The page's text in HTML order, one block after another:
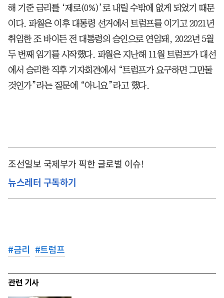
해 기준 금리를 ‘제로(0%)’로 내릴 수밖에 없게 되었기 때문
이다. 파월은 이후 ​대통령 선거에서 트럼프를 이기고 2021년
취임한 조 바이든 전 대통령의 승인으로 연임돼, 2022년 5월
두 번째 임기를 시작했다. 파월은 지난해 11월 트럼프가 대선
에서 승리한 직후 기자회견에서 “트럼프가 요구하면 그만둘
것인가”라는 질문에 “아니요”라고 했다.
조선일보 국제부가 픽한 글로벌 이슈!
뉴스레터 구독하기
#금리 #트럼프
관련 기사